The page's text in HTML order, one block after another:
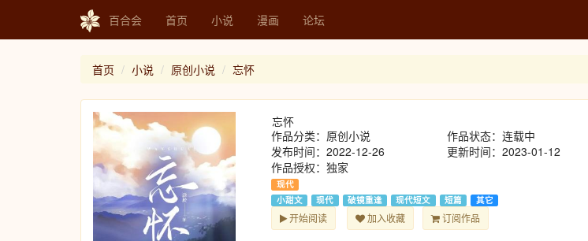
百合会 首页 小说 漫画 论坛
首页 小说 原创小说 忘怀
忘怀
作品分类：原创小说
作品状态：连载中
发布时间：2022-12-26
更新时间：2023-01-12
作品授权：独家
现代
小甜文
现代 破镜重逢 现代短文 短篇 其它
开始阅读 加入收藏 订阅作品